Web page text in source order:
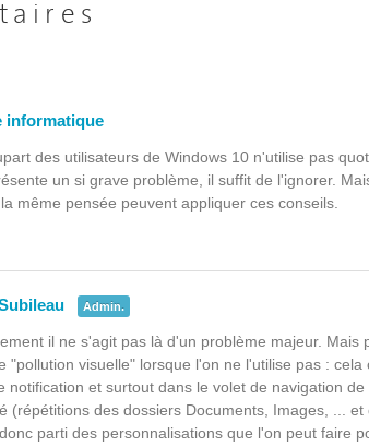
informatique
des utilisateurs de Windows 10 n'utilise pas
un si grave problème, il suffit de l'ignorer.
même pensée peuvent appliquer ces conseils.
Admin.
il ne s'agit pas là d'un problème majeur.
"pollution visuelle" lorsque l'on ne l'utilise pas :
notification et surtout dans le volet de navigation
(répétitions des dossiers Documents, Images, ... et
parti des personnalisations que l'on peut faire